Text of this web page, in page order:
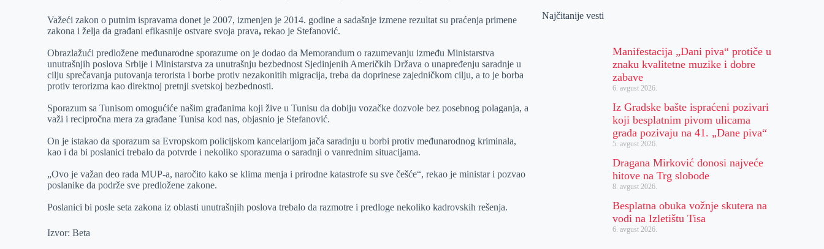
Važeći zakon o putnim ispravama donet je 2007, izmenjen je 2014. godine a sadašnje izmene rezultat su praćenja primene
zakona i želja da građani efikasnije ostvare svoja prava, rekao je Stefanović.
Obrazlažući predložene međunarodne sporazume on je dodao da Memorandum o razumevanju između Ministarstva
unutrašnjih poslova Srbije i Ministarstva za unutrašnju bezbednost Sjedinjenih Američkih Država o unapređenju saradnje u
cilju sprečavanja putovanja terorista i borbe protiv nezakonitih migracija, treba da doprinese zajedničkom cilju, a to je borba
protiv terorizma kao direktnoj pretnji svetskoj bezbednosti.
Sporazum sa Tunisom omogućiće našim građanima koji žive u Tunisu da dobiju vozačke dozvole bez posebnog polaganja, a
važi i recipročna mera za građane Tunisa kod nas, objasnio je Stefanović.
On je istakao da sporazum sa Evropskom policijskom kancelarijom jača saradnju u borbi protiv međunarodnog kriminala,
kao i da bi poslanici trebalo da potvrde i nekoliko sporazuma o saradnji o vanrednim situacijama.
„Ovo je važan deo rada MUP-a, naročito kako se klima menja i prirodne katastrofe su sve češće“, rekao je ministar i pozvao
poslanike da podrže sve predložene zakone.
Poslanici bi posle seta zakona iz oblasti unutrašnjih poslova trebalo da razmotre i predloge nekoliko kadrovskih rešenja.
Izvor: Beta
Najčitanije vesti
Manifestacija „Dani piva“ protiče u
znaku kvalitetne muzike i dobre
zabave
6. avgust 2026.
Iz Gradske bašte ispraćeni pozivari
koji besplatnim pivom ulicama
grada pozivaju na 41. „Dane piva“
5. avgust 2026.
Dragana Mirković donosi najveće
hitove na Trg slobode
8. avgust 2026.
Besplatna obuka vožnje skutera na
vodi na Izletištu Tisa
6. avgust 2026.